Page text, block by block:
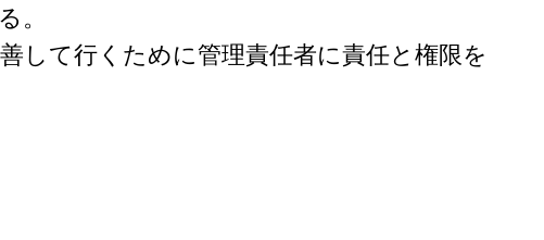
。
して行くために管理責任者に責任と権限を